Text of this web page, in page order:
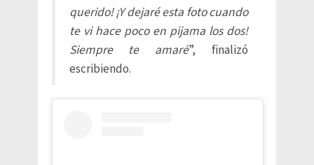
querido! ¡Y dejaré esta foto cuando
te vi hace poco en pijama los dos!
Siempre te amaré”, finalizó
escribiendo.